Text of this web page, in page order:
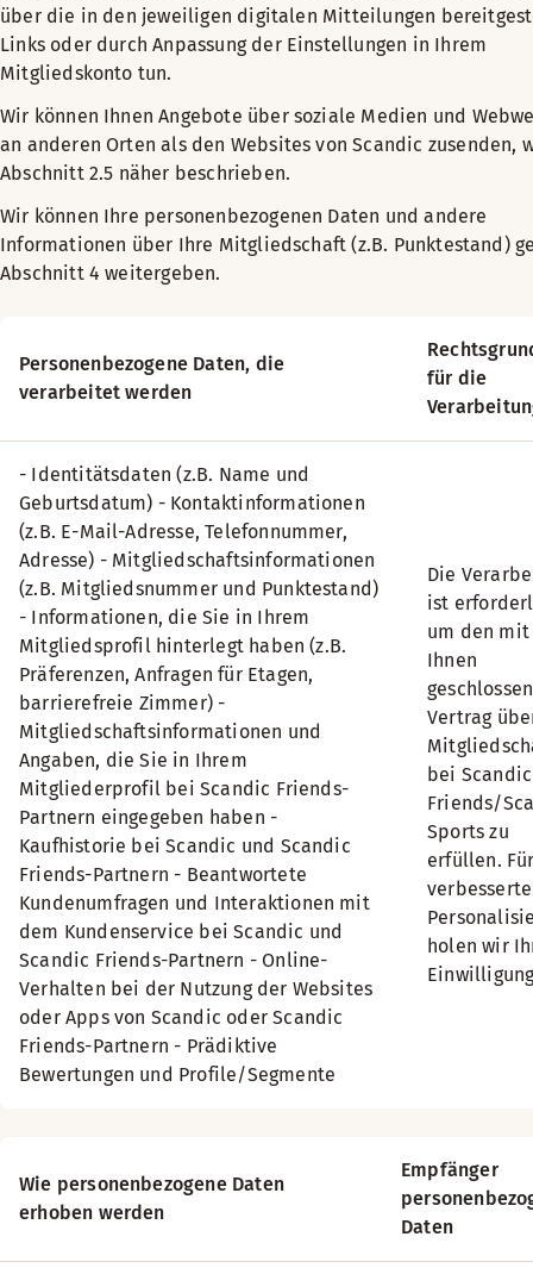
über die in den jeweiligen digitalen Mitteilungen
Links oder durch Anpassung der Einstellungen in Ihrem
Mitgliedskonto tun.
Wir können Ihnen Angebote über soziale Medien und
an anderen Orten als den Websites von Scandic zusenden,
Abschnitt 2.5 näher beschrieben.
Wir können Ihre personenbezogenen Daten und andere
Informationen über Ihre Mitgliedschaft (z.B. Punktestand)
Abschnitt 4 weitergeben.
Personenbezogene Daten, die
verarbeitet werden
für die
- Identitätsdaten (z.B. Name und
Geburtsdatum) - Kontaktinformationen
(z.B. E-Mail-Adresse, Telefonnummer,
Adresse) - Mitgliedschaftsinformationen
(z.B. Mitgliedsnummer und Punktestand)
- Informationen, die Sie in Ihrem
Mitgliedsprofil hinterlegt haben (z.B.
Präferenzen, Anfragen für Etagen,
barrierefreie Zimmer) -
Mitgliedschaftsinformationen und
Angaben, die Sie in Ihrem
Mitgliederprofil bei Scandic Friends-
Partnern eingegeben haben -
Kaufhistorie bei Scandic und Scandic
Friends-Partnern - Beantwortete
Kundenumfragen und Interaktionen mit
dem Kundenservice bei Scandic und
Scandic Friends-Partnern - Online-
Verhalten bei der Nutzung der Websites
oder Apps von Scandic oder Scandic
Friends-Partnern - Prädiktive
Bewertungen und Profile/Segmente
Die
ist
um den mit
Ihnen
Vertrag
bei Scandic
Friends/
Sports zu
erfüllen.
holen wir
Wie personenbezogene Daten
erhoben werden
Empfänger
Daten